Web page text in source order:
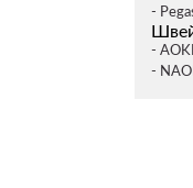
-
- AOKI
-